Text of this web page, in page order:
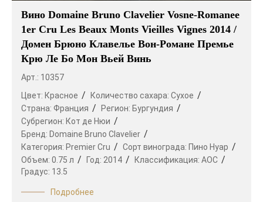
Вино Domaine Bruno Clavelier Vosne-Romanee
1er Cru Les Beaux Monts Vieilles Vignes 2014 /
Домен Брюно Клавелье Вон-Романе Премье
Крю Ле Бо Мон Вьей Винь
Арт.: 10357
Цвет: Красное Количество сахара: Сухое
Страна: Франция Регион: Бургундия
Субрегион: Кот де Нюи
Бренд: Domaine Bruno Clavelier
Категория: Premier Cru Сорт винограда: Пино Нуар
Объем: 0.75 л Год: 2014 Классификация: AOC
Градус: 13.5
Подробнее